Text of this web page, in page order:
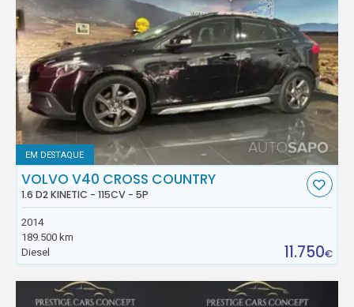
EM DESTAQUE
VOLVO V40 CROSS COUNTRY
1.6 D2 KINETIC - 115CV - 5P
2014
189.500 km
Diesel
11.750€